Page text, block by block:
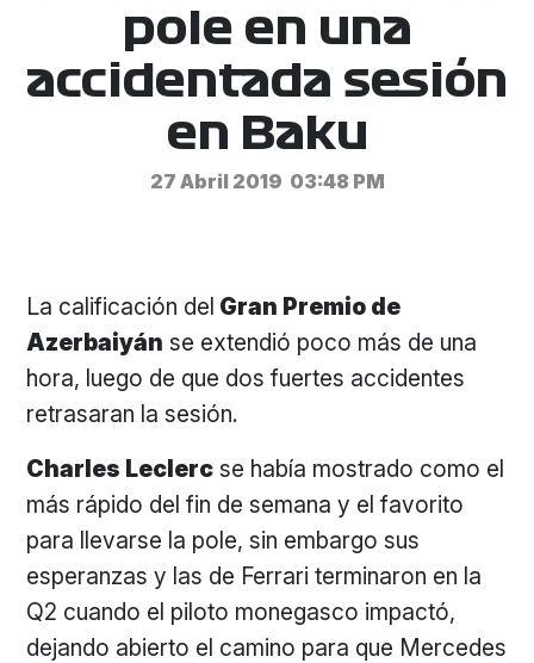
pole en una
accidentada sesión
en Baku
27 Abril 2019 03:48 PM
La calificación del Gran Premio de
Azerbaiyán se extendió poco más de una
hora, luego de que dos fuertes accidentes
retrasaran la sesión.
Charles Leclerc se había mostrado como el
más rápido del fin de semana y el favorito
para llevarse la pole, sin embargo sus
esperanzas y las de Ferrari terminaron en la
Q2 cuando el piloto monegasco impactó,
dejando abierto el camino para que Mercedes